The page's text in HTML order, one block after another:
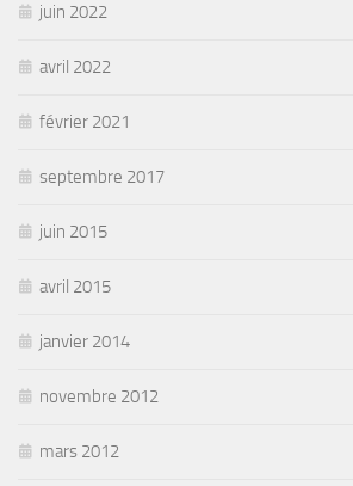
juin 2022
avril 2022
février 2021
septembre 2017
juin 2015
avril 2015
janvier 2014
novembre 2012
mars 2012